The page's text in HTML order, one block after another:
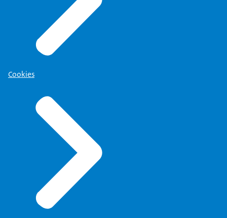
Cookies